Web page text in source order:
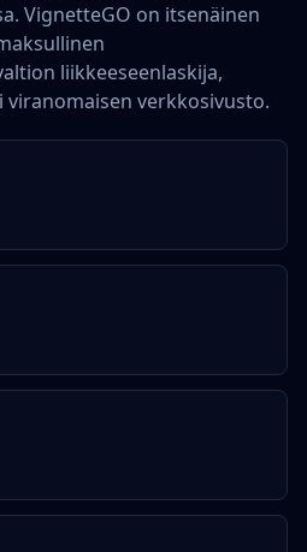
VignetteGO on itsenäinen
liikkeeseenlaskija,
verkkosivusto.